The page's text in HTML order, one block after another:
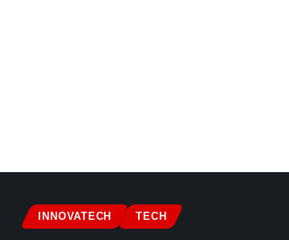
INNOVATECH TECH